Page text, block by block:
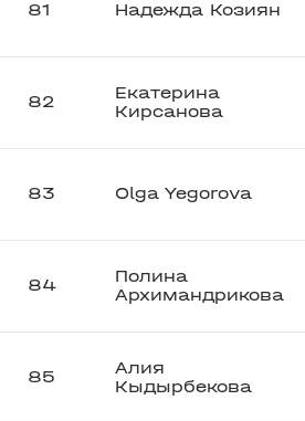
81 Надежда Козиян
82
Екатерина
Кирсанова
83 Olga Yegorova
84
Полина
Архимандрикова
85
Алия
Кыдырбекова